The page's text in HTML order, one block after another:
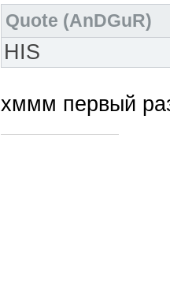
Quote (AnDGuR)
HIS
хммм первый